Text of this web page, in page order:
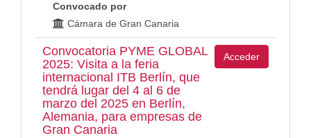
Convocado por
Cámara de Gran Canaria
Convocatoria PYME GLOBAL
2025: Visita a la feria
internacional ITB Berlín, que
tendrá lugar del 4 al 6 de
marzo del 2025 en Berlín,
Alemania, para empresas de
Gran Canaria
Acceder